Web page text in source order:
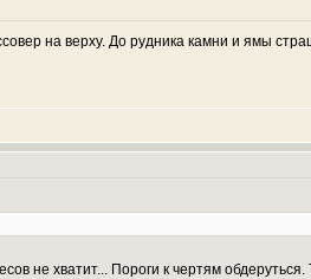
на верху. До рудника камни и ямы
не хватит... Пороги к чертям